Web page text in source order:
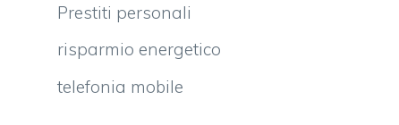
Prestiti personali
risparmio energetico
telefonia mobile